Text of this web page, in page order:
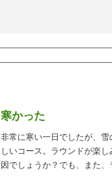
寒かった
非常に寒い一日でしたが、
しいコース。ラウンドが楽
因でしょうか？でも、また、